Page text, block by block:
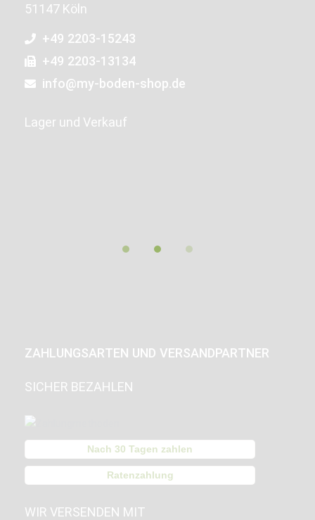
51147 Köln
+49 2203-15243
+49 2203-13134
info@my-boden-shop.de
Lager und Verkauf
ZAHLUNGSARTEN UND VERSANDPARTNER
SICHER BEZAHLEN
Nach 30 Tagen zahlen
Ratenzahlung
WIR VERSENDEN MIT